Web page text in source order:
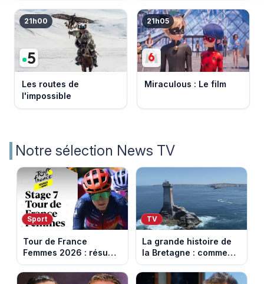
21h00
Les routes de
l'impossible
21h05
Miraculous : Le film
Notre sélection News TV
Sport
Tour de France
Femmes 2026 : résumé
vidéo de la 7e étape
avec l'ascension du
TV
La grande histoire de
la Bretagne : comment
les Bretons ont
défendu leur culture